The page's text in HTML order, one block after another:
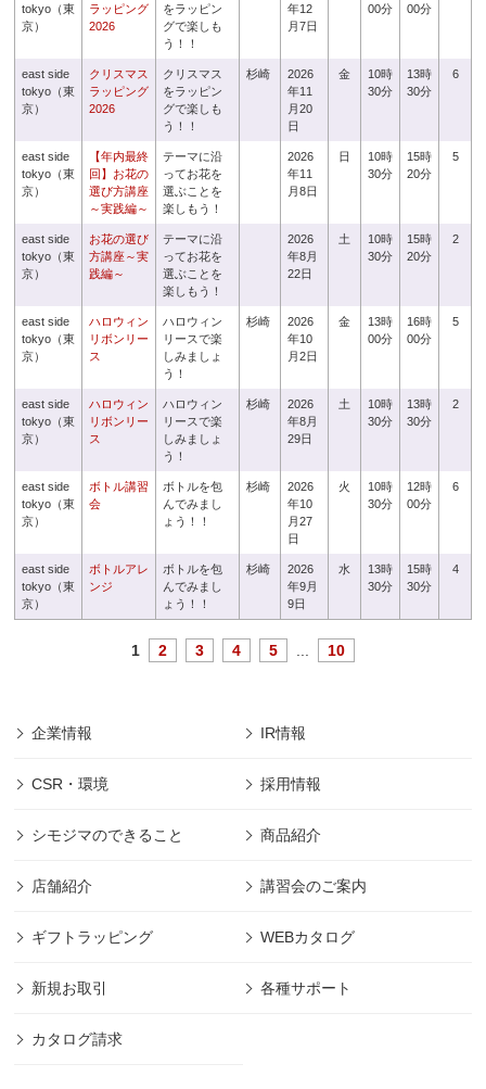
tokyo（東
京）
ラッピング
2026
をラッピン
グで楽しも
う！！
年12
月7日
00分
00分
east side
tokyo（東
京）
クリスマス
ラッピング
2026
クリスマス
をラッピン
グで楽しも
う！！
杉崎
2026
年11
月20
日
金
10時
30分
13時
30分
6
east side
tokyo（東
京）
【年内最終
回】お花の
選び方講座
～実践編～
テーマに沿
ってお花を
選ぶことを
楽しもう！
2026
年11
月8日
日
10時
30分
15時
20分
5
east side
tokyo（東
京）
お花の選び
方講座～実
践編～
テーマに沿
ってお花を
選ぶことを
楽しもう！
2026
年8月
22日
土
10時
30分
15時
20分
2
east side
tokyo（東
京）
ハロウィン
リボンリー
ス
ハロウィン
リースで楽
しみましょ
う！
杉崎
2026
年10
月2日
金
13時
00分
16時
00分
5
east side
tokyo（東
京）
ハロウィン
リボンリー
ス
ハロウィン
リースで楽
しみましょ
う！
杉崎
2026
年8月
29日
土
10時
30分
13時
30分
2
east side
tokyo（東
京）
ボトル講習
会
ボトルを包
んでみまし
ょう！！
杉崎
2026
年10
月27
日
火
10時
30分
12時
00分
6
east side
tokyo（東
京）
ボトルアレ
ンジ
ボトルを包
んでみまし
ょう！！
杉崎
2026
年9月
9日
水
13時
30分
15時
30分
4
1 2 3 4 5 10
企業情報 IR情報
CSR・環境 採用情報
シモジマのできること 商品紹介
店舗紹介 講習会のご案内
ギフトラッピング WEBカタログ
新規お取引 各種サポート
カタログ請求